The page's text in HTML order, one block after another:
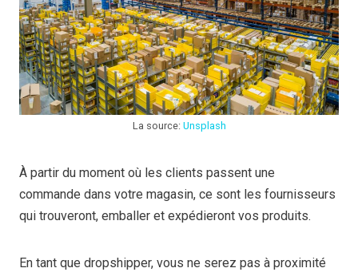
La source: Unsplash
À partir du moment où les clients passent une
commande dans votre magasin, ce sont les fournisseurs
qui trouveront, emballer et expédieront vos produits.
En tant que dropshipper, vous ne serez pas à proximité